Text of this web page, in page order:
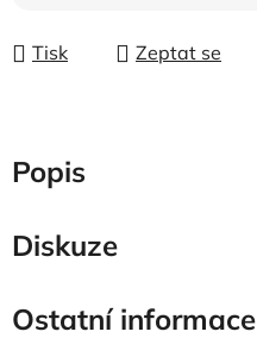
Tisk Zeptat se
Popis
Diskuze
Ostatní informace